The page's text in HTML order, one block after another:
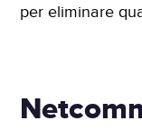
per eliminare